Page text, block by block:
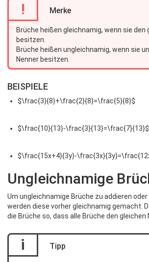
! Merke
Brüche heißen gleichnamig, wenn sie den
besitzen.
Brüche heißen ungleichnamig, wenn sie
Nenner besitzen.
BEISPIELE
$\frac{3}{8}+\frac{2}{8}=\frac{5}{8}$
$\frac{10}{13}-\frac{3}{13}=\frac{7}{13}$
$\frac{15x+4}{3y}-
Ungleichnamige
Um ungleichnamige Brüche zu addieren
werden diese vorher gleichnamig gemacht.
die Brüche so, dass alle Brüche den gleichen
i Tipp